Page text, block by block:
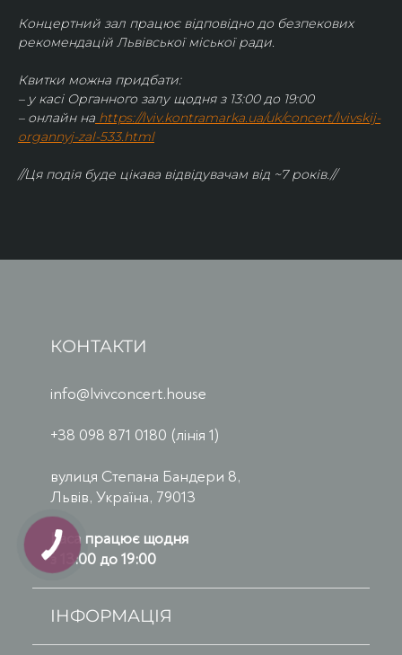
Концертний зал працює відповідно до безпекових
рекомендацій Львівської міської ради.
Квитки можна придбати:
– у касі Органного залу щодня з 13:00 до 19:00
– онлайн на https://lviv.kontramarka.ua/uk/concert/lvivskij-
organnyj-zal-533.html
//Ця подія буде цікава відвідувачам від ~7 років.//
КОНТАКТИ
info@lvivconcert.house
+38 098 871 0180 (лінія 1)
вулиця Степана Бандери 8,
Львів, Україна, 79013
Каса працює щодня
з 13:00 до 19:00
ІНФОРМАЦІЯ